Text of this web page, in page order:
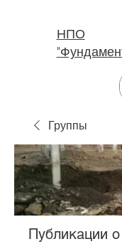
НПО
Группы
Публикации о